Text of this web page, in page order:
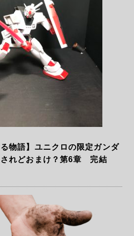
る物語】ユニクロの限定ガンダ
されどおまけ？第6章 完結